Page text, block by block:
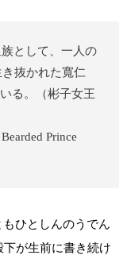
として、一人の
抜かれた寬仁
る。（彬子女王
Prince
ひとしんのうでん
が生前に書き続け